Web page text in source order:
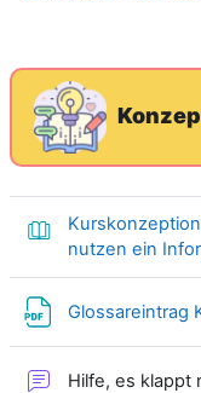
nutzen ein
Glossareintrag
Hilfe, es klappt